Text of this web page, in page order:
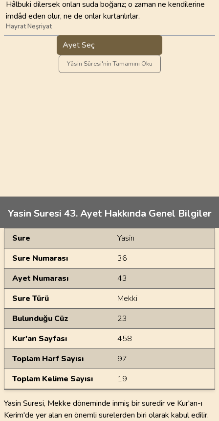
Hâlbuki dilersek onları suda boğarız; o zaman ne kendilerine
imdâd eden olur, ne de onlar kurtarılırlar.
Hayrat Neşriyat
Ayet Seç
Yâsin Sûresi'nin Tamamını Oku
Yasin Suresi 43. Ayet Hakkında Genel Bilgiler
Genel Bilgiler
Sure
Yasin
Sure Numarası
36
Ayet Numarası
43
Sure Türü
Mekki
Bulunduğu Cüz
23
Kur'an Sayfası
458
Toplam Harf Sayısı
97
Toplam Kelime Sayısı
19
Yasin Suresi, Mekke döneminde inmiş bir suredir ve Kur'an-ı
Kerim'de yer alan en önemli surelerden biri olarak kabul edilir.